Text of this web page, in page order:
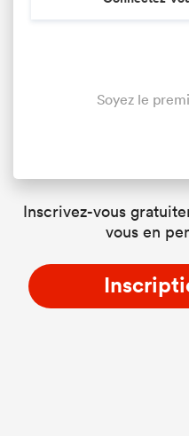
Soyez le
Inscrivez-vous
vous en